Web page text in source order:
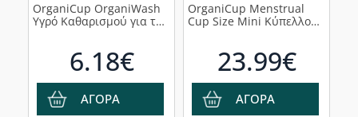
OrganiCup OrganiWash
Υγρό Καθαρισμού για το
6.18€
ΑΓΟΡΑ
OrganiCup Menstrual
Cup Size Mini Κύπελλο
23.99€
ΑΓΟΡΑ